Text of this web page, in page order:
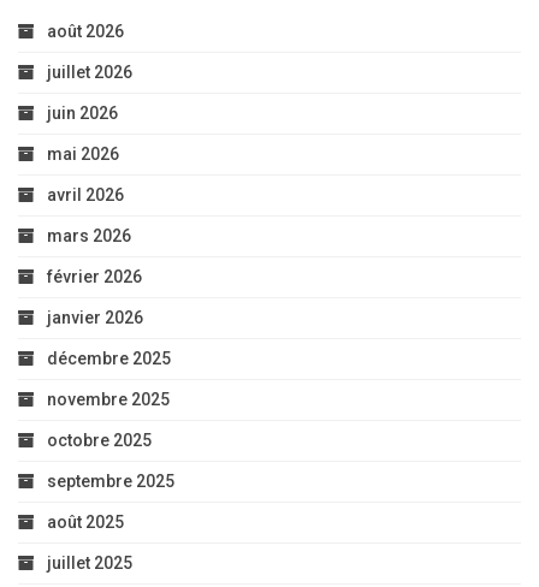
août 2026
juillet 2026
juin 2026
mai 2026
avril 2026
mars 2026
février 2026
janvier 2026
décembre 2025
novembre 2025
octobre 2025
septembre 2025
août 2025
juillet 2025